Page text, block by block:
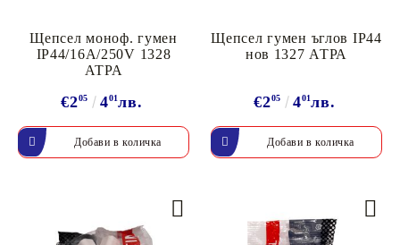
Щепсел моноф. гумен
IP44/16A/250V 1328
АТРА
€205 401лв.
Щепсел гумен ъглов IP44
нов 1327 АТРА
€205 401лв.